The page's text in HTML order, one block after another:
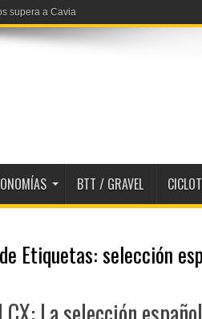
supera a Cavia
BTT / GRAVEL
Etiquetas:selección